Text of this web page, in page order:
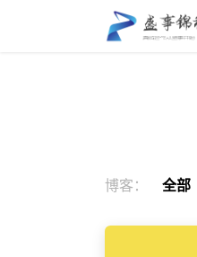
博客： 全部